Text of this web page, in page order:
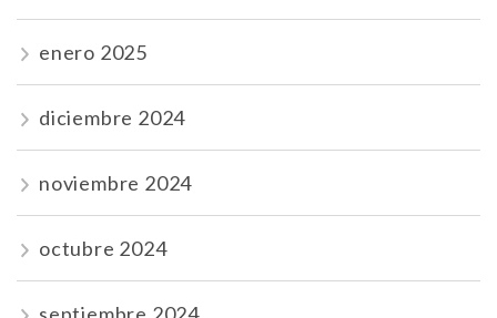
enero 2025
diciembre 2024
noviembre 2024
octubre 2024